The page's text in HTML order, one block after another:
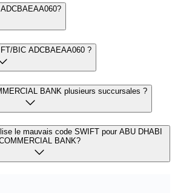
BIC ADCBAEAA060 ?
BANK plusieurs succursales ?
le mauvais code SWIFT pour ABU DHABI
BANK?